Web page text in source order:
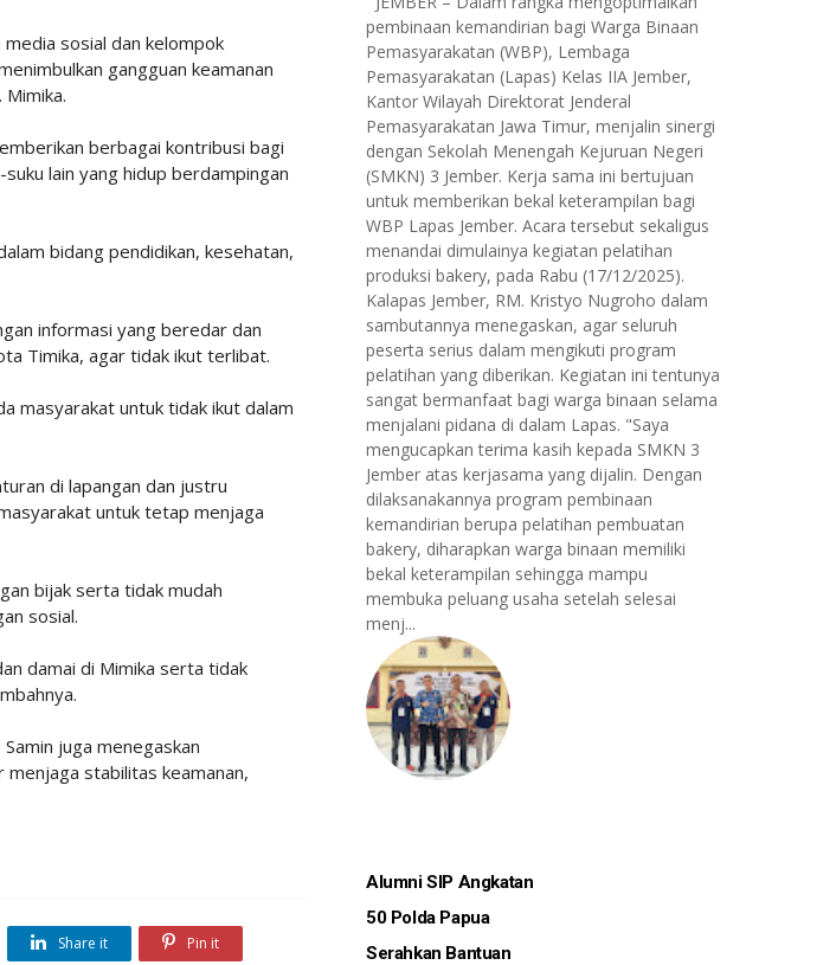
sosial dan kelompok
gangguan keamanan
berbagai kontribusi bagi
lain yang hidup berdampingan
bidang pendidikan, kesehatan,
informasi yang beredar dan
Timika, agar tidak ikut terlibat.
masyarakat untuk tidak ikut dalam
di lapangan dan justru
untuk tetap menjaga
bijak serta tidak mudah
sosial.
damai di Mimika serta tidak
juga menegaskan
stabilitas keamanan,
Share it Pin it
pembinaan kemandirian bagi Warga Binaan
Pemasyarakatan (WBP), Lembaga
Pemasyarakatan (Lapas) Kelas IIA Jember,
Kantor Wilayah Direktorat Jenderal
Pemasyarakatan Jawa Timur, menjalin sinergi
dengan Sekolah Menengah Kejuruan Negeri
(SMKN) 3 Jember. Kerja sama ini bertujuan
untuk memberikan bekal keterampilan bagi
WBP Lapas Jember. Acara tersebut sekaligus
menandai dimulainya kegiatan pelatihan
produksi bakery, pada Rabu (17/12/2025).
Kalapas Jember, RM. Kristyo Nugroho dalam
sambutannya menegaskan, agar seluruh
peserta serius dalam mengikuti program
pelatihan yang diberikan. Kegiatan ini tentunya
sangat bermanfaat bagi warga binaan selama
menjalani pidana di dalam Lapas. "Saya
mengucapkan terima kasih kepada SMKN 3
Jember atas kerjasama yang dijalin. Dengan
dilaksanakannya program pembinaan
kemandirian berupa pelatihan pembuatan
bakery, diharapkan warga binaan memiliki
bekal keterampilan sehingga mampu
membuka peluang usaha setelah selesai
menj...
Alumni SIP Angkatan
50 Polda Papua
Serahkan Bantuan